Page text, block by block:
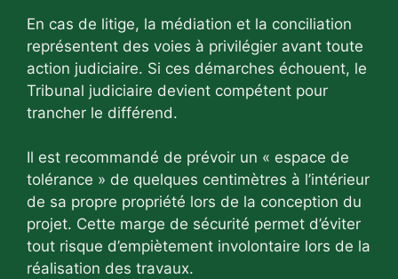
En cas de litige, la médiation et la conciliation
représentent des voies à privilégier avant toute
action judiciaire. Si ces démarches échouent, le
Tribunal judiciaire devient compétent pour
trancher le différend.
Il est recommandé de prévoir un « espace de
tolérance » de quelques centimètres à l’intérieur
de sa propre propriété lors de la conception du
projet. Cette marge de sécurité permet d’éviter
tout risque d’empiètement involontaire lors de la
réalisation des travaux.